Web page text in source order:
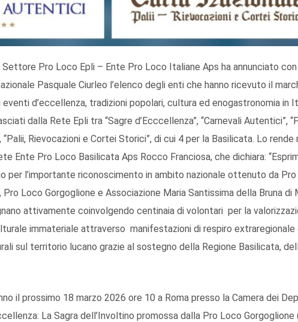
Pro Loco Epli – Ente Pro Loco Italiane Aps ha annunciato con
Pasquale Ciurleo l’elenco degli enti che hanno ricevuto il
eventi d’eccellenza, tradizioni popolari, cultura ed enogastronomia in
dalla Rete Epli tra “Sagre d’Ecccellenza”, “Carnevali Autentici”,
Rievocazioni e Cortei Storici”, di cui 4 per la Basilicata. Lo rende
Ente Pro Loco Basilicata Aps Rocco Franciosa, che dichiara:
per l’importante riconoscimento in ambito nazionale ottenuto da
Loco Gorgoglione e Associazione Maria Santissima della Bruna di
attivamente coinvolgendo centinaia di volontari per la
immateriale attraverso manifestazioni di respiro extraregionale
sul territorio lucano grazie al sostegno della Regione Basilicata,
il prossimo 18 marzo 2026 ore 10 a Roma presso la Camera dei
La Sagra dell’Involtino promossa dalla Pro Loco Gorgoglione